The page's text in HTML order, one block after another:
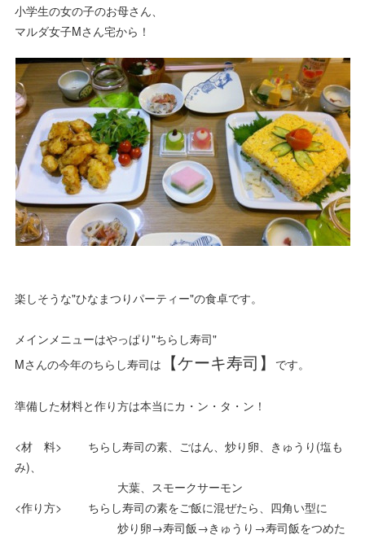
小学生の女の子のお母さん、
マルダ女子Mさん宅から！
楽しそうな"ひなまつりパーティー"の食卓です。
メインメニューはやっぱり"ちらし寿司"
Mさんの今年のちらし寿司は
【ケーキ寿司】 です。
準備した材料と作り方は本当にカ・ン・タ・ン！
<材 料> ちらし寿司の素、ごはん、炒り卵、きゅうり(塩も
み)、
大葉、スモークサーモン
<作り方> ちらし寿司の素をご飯に混ぜたら、四角い型に
炒り卵→寿司飯→きゅうり→寿司飯をつめた